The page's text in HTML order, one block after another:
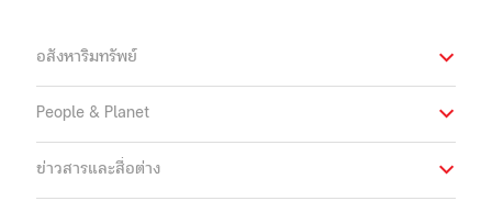
อสังหาริมทรัพย์
People & Planet
ข่าวสารและสื่อต่าง